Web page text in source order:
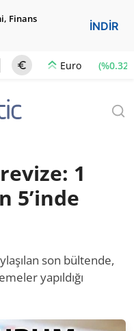
Finans
İNDİR
Euro (%0.32)
1
5’inde
son bültende,
yapıldığı